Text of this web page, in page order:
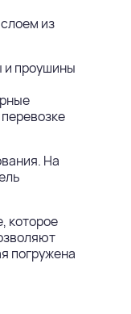
из
и проушины
На
которое
погружена